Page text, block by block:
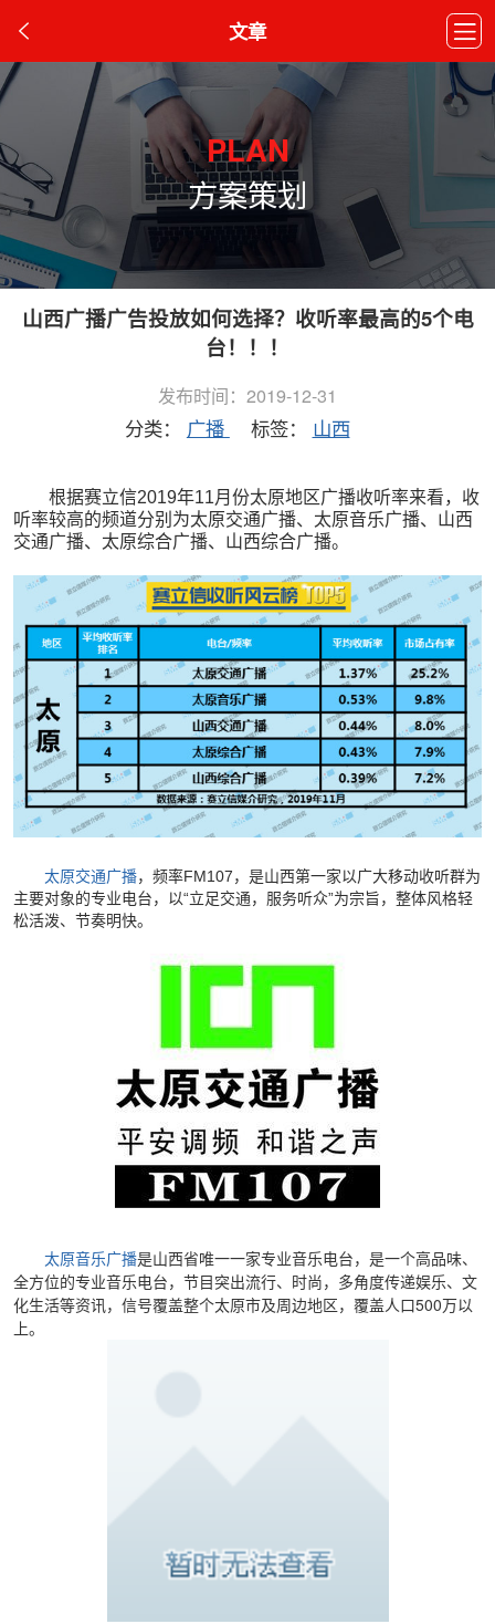
文章
PLAN
方案策划
山西广播广告投放如何选择？收听率最高的5个电
台！！！
发布时间：2019-12-31
分类： 广播 标签： 山西
根据赛立信2019年11月份太原地区广播收听率来看，收
听率较高的频道分别为太原交通广播、太原音乐广播、山西
交通广播、太原综合广播、山西综合广播。
太原交通广播，频率FM107，是山西第一家以广大移动收听群为
主要对象的专业电台，以“立足交通，服务听众”为宗旨，整体风格轻
松活泼、节奏明快。
太原音乐广播是山西省唯一一家专业音乐电台，是一个高品味、
全方位的专业音乐电台，节目突出流行、时尚，多角度传递娱乐、文
化生活等资讯，信号覆盖整个太原市及周边地区，覆盖人口500万以
上。